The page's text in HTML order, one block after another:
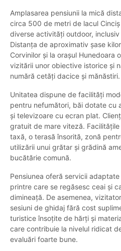
Amplasarea pensiunii la mică
circa 500 de metri de lacul
diverse activități outdoor,
Distanța de aproximativ șase
Corvinilor și la orașul Hunedoara
vizitării unor obiective istorice și
numără cetăți dacice și mănăstiri.
Unitatea dispune de facilități
pentru nefumători, băi dotate cu
și televizoare cu ecran plat.
gratuit de mare viteză.
taxă, o terasă însorită, zonă
utilizării unui grătar și grădină
bucătărie comună.
Pensiunea oferă servicii
printre care se regăsesc ceai și
dimineață. De asemenea,
sesiuni de ghidaj fără cost
turistice însoțite de hărți și
care contribuie la nivelul ridicat
evaluări foarte bune.